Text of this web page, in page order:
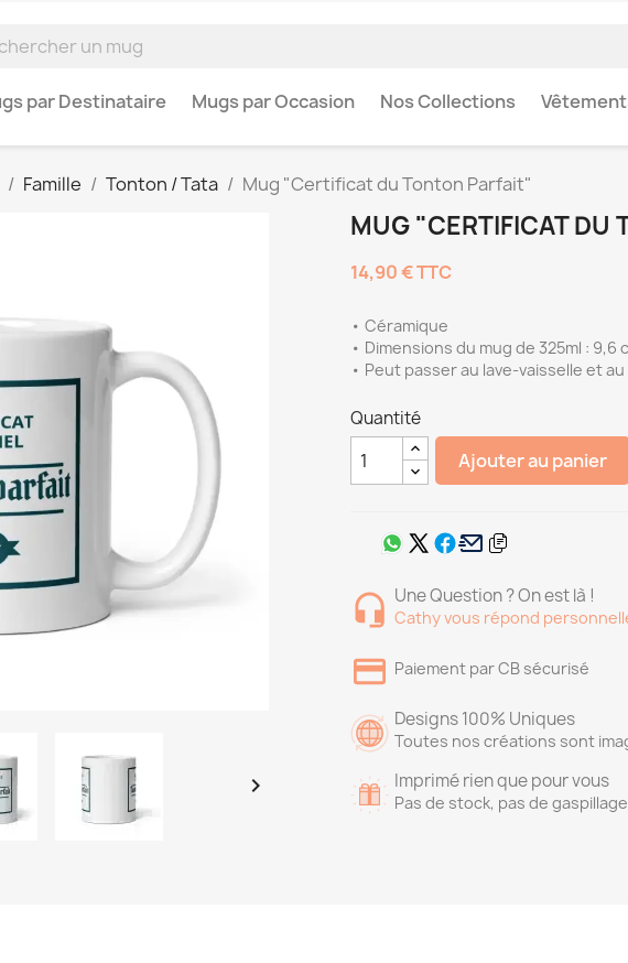
par Destinataire Mugs par Occasion Nos Collections
Famille Tonton / Tata Mug "Certificat du Tonton Parfait"

MUG "CERTIFICAT DU
14,90 €TTC
• Céramique
• Dimensions du mug de 325ml :
• Peut passer au lave-vaisselle et
Quantité
Ajouter au panier
Une Question ? On est là !
Cathy vous répond
Paiement par CB sécurisé
Designs 100% Uniques
Toutes nos créations sont
Imprimé rien que pour vous
Pas de stock, pas de